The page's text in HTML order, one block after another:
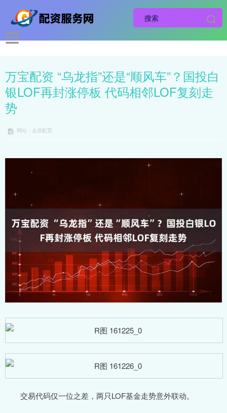
万宝配资 “乌龙指”还是“顺风车”？国投白
银LOF再封涨停板 代码相邻LOF复刻走
势
网站：金鼎配置
交易代码仅一位之差，两只LOF基金走势意外联动。